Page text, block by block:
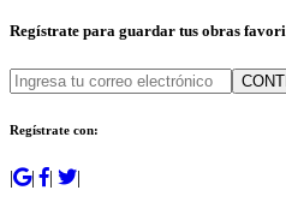
Regístrate para guardar tus obras
Regístrate con:
|